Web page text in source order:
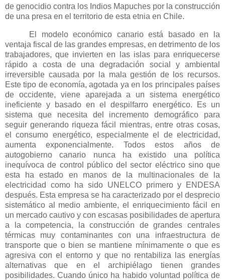
de genocidio contra los Indios Mapuches por la construcción
de una presa en el territorio de esta etnia en Chile.
El modelo económico canario está basado en la
ventaja fiscal de las grandes empresas, en detrimento de los
trabajadores, que invierten en las islas para enriquecerse
rápido a costa de una degradación social y ambiental
irreversible causada por la mala gestión de los recursos.
Este tipo de economía, agotada ya en los principales países
de occidente, viene aparejada a un sistema energético
ineficiente y basado en el despilfarro energético. Es un
sistema que necesita del incremento demográfico para
seguir generando riqueza fácil mientras, entre otras cosas,
el consumo energético, especialmente el de electricidad,
aumenta exponencialmente. Todos estos años de
autogobierno canario nunca ha existido una política
inequívoca de control público del sector eléctrico sino que
esta ha estado en manos de la multinacionales de la
electricidad como ha sido UNELCO primero y ENDESA
después. Esta empresa se ha caracterizado por el desprecio
sistemático al medio ambiente, el enriquecimiento fácil en
un mercado cautivo y con escasas posibilidades de apertura
a la competencia, la construcción de grandes centrales
térmicas muy contaminantes con una infraestructura de
transporte que o bien se mantiene mínimamente o que es
agresiva con el entorno y que no rentabiliza las energías
alternativas que en el archipiélago tienen grandes
posibilidades. Cuando único ha habido voluntad política de